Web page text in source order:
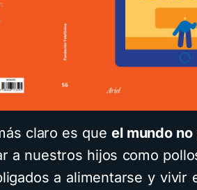
claro es que el mundo
a nuestros hijos como
a alimentarse y vivir